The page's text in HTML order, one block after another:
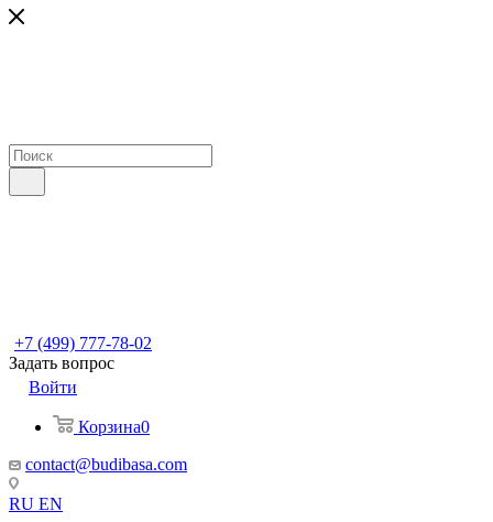
+7 (499) 777-78-02
Задать вопрос
Войти
Корзина0
contact@budibasa.com
RU EN